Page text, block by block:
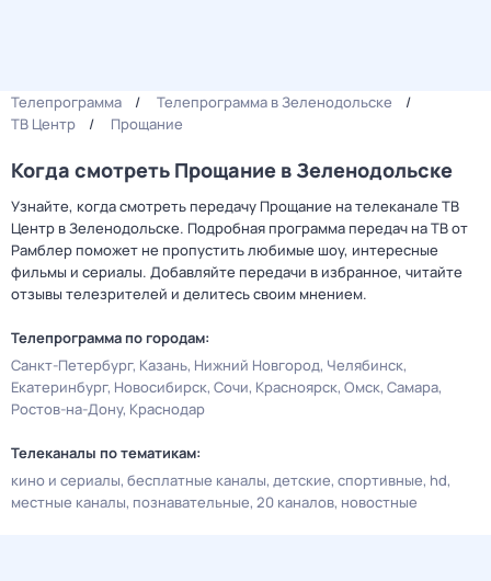
Телепрограмма
Телепрограмма в Зеленодольске
ТВ Центр
Прощание
Когда смотреть Прощание в Зеленодольске
Узнайте, когда смотреть передачу Прощание на телеканале ТВ
Центр в Зеленодольске. Подробная программа передач на ТВ от
Рамблер поможет не пропустить любимые шоу, интересные
фильмы и сериалы. Добавляйте передачи в избранное, читайте
отзывы телезрителей и делитесь своим мнением.
Телепрограмма по городам:
Санкт-Петербург Казань Нижний Новгород Челябинск
Екатеринбург Новосибирск Сочи Красноярск Омск Самара
Ростов-на-Дону Краснодар
Телеканалы по тематикам:
кино и сериалы бесплатные каналы детские спортивные hd
местные каналы познавательные 20 каналов новостные